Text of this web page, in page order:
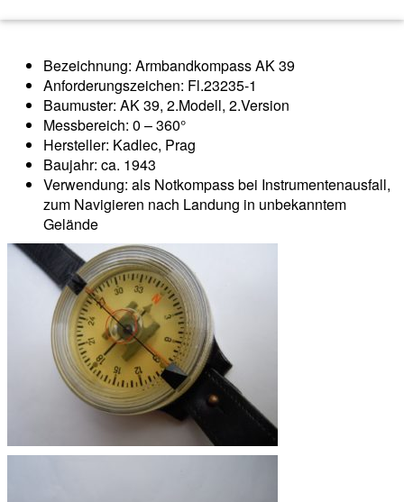
Bezeichnung: Armbandkompass AK 39
Anforderungszeichen: Fl.23235-1
Baumuster: AK 39, 2.Modell, 2.Version
Messbereich: 0 – 360°
Hersteller: Kadlec, Prag
Baujahr: ca. 1943
Verwendung: als Notkompass bei Instrumentenausfall,
zum Navigieren nach Landung in unbekanntem
Gelände